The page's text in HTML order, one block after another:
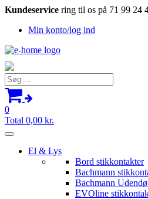
Kundeservice ring til os på 71 99 24
Min konto/log ind
Søg
efter:
0
Total 0,00 kr.
El & Lys
Bord stikkontakter
Bachmann
Bachmann
EVOline